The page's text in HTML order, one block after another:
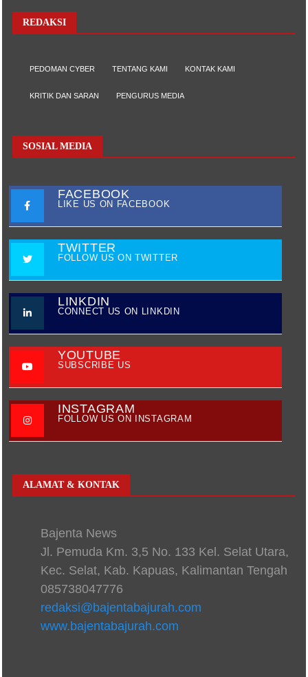
REDAKSI
PEDOMAN CYBER TENTANG KAMI KONTAK KAMI
KRITIK DAN SARAN PENGURUS MEDIA
SOSIAL MEDIA
FACEBOOK
LIKE US ON FACEBOOK
TWITTER
FOLLOW US ON TWITTER
LINKDIN
CONNECT US ON LINKDIN
YOUTUBE
SUBSCRIBE US
INSTAGRAM
FOLLOW US ON INSTAGRAM
ALAMAT & KONTAK
Bajenta News
Jl. Pemuda Km. 3,5 No. 133 Kel. Selat Utara,
Kec. Selat, Kab. Kapuas, Kalimantan Tengah
085738047776
redaksi@bajentabajurah.com
www.bajentabajurah.com